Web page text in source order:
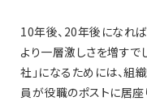
10年後、20年後になれ
より一層激しさを増すで
社」になるためには、組
員が役職のポストに居